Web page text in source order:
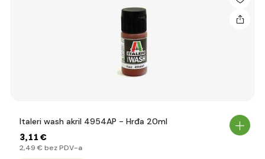
Italeri wash akril 4954AP - Hrđa 20ml
3,11 €
2,49 € bez PDV-a